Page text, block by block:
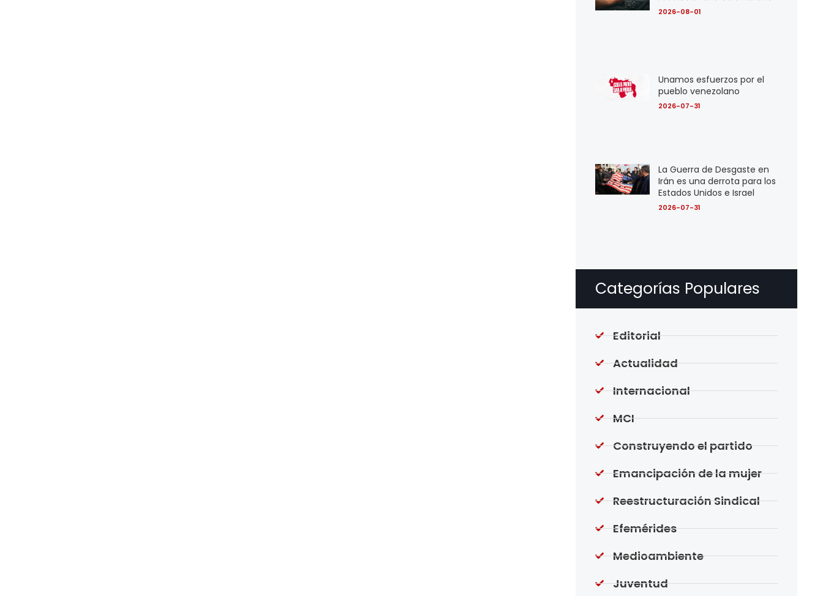
2026-08-01
Unamos esfuerzos por el
pueblo venezolano
2026-07-31
La Guerra de Desgaste en
Irán es una derrota para los
Estados Unidos e Israel
2026-07-31
Categorías Populares
Editorial
Actualidad
Internacional
MCI
Construyendo el partido
Emancipación de la mujer
Reestructuración Sindical
Efemérides
Medioambiente
Juventud